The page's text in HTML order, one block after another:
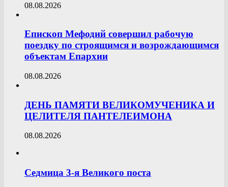
08.08.2026
Епископ Мефодий совершил рабочую
поездку по строящимся и возрождающимся
объектам Епархии
08.08.2026
ДЕНЬ ПАМЯТИ ВЕЛИКОМУЧЕНИКА И
ЦЕЛИТЕЛЯ ПАНТЕЛЕИМОНА
08.08.2026
Седмица 3-я Великого поста